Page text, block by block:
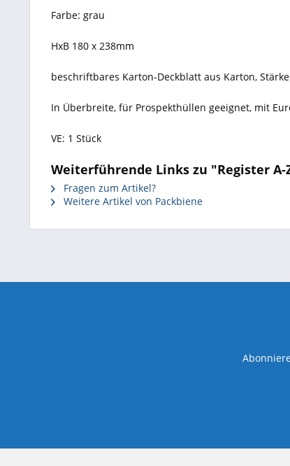
Farbe: grau
HxB 180 x 238mm
beschriftbares Karton-Deckblatt aus Karton,
In Überbreite, für Prospekthüllen geeignet, mit
VE: 1 Stück
Weiterführende Links zu "Register A-
Fragen zum Artikel?
Weitere Artikel von Packbiene